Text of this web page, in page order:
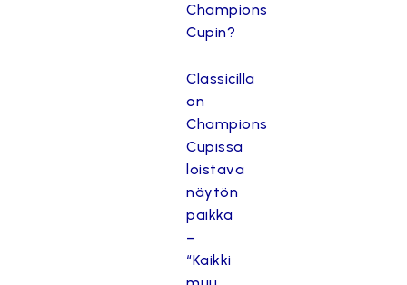
Champions
Cupin?
Classicilla
on
Champions
Cupissa
loistava
näytön
paikka
–
“Kaikki